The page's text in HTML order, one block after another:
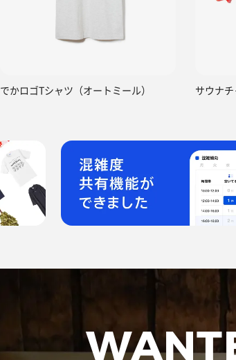
でかロゴTシャツ（オートミール） サウナ